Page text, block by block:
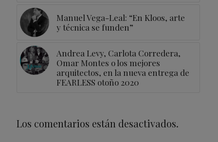
Manuel Vega-Leal: “En Kloos, arte
y técnica se funden”
Andrea Levy, Carlota Corredera,
Omar Montes o los mejores
arquitectos, en la nueva entrega de
FEARLESS otoño 2020
Los comentarios están desactivados.